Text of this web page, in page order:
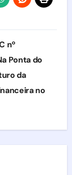
nº
Ponta do
da
no